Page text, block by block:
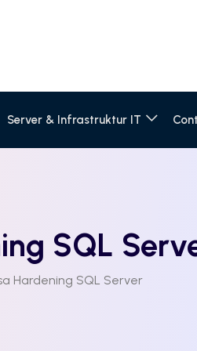
Server & Infrastruktur IT
SQL
Hardening SQL Server